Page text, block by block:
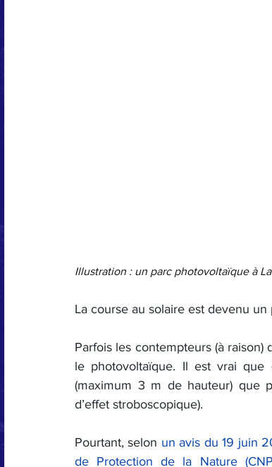
Illustration : un parc photovoltaïque à
La course au solaire est devenu
Parfois les contempteurs (à
le photovoltaïque. Il est vrai
(maximum 3 m de hauteur) que
d’effet stroboscopique).
Pourtant, selon un avis du 19 juin
de Protection de la Nature